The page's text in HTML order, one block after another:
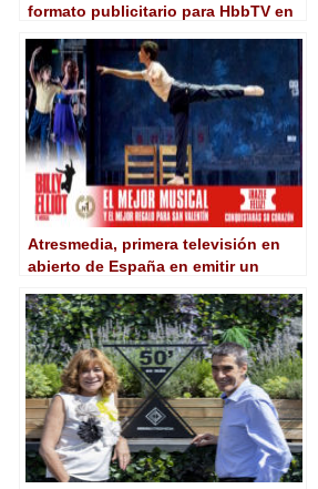
formato publicitario para HbbTV en
Atresmedia, primera televisión en
abierto de España en emitir un